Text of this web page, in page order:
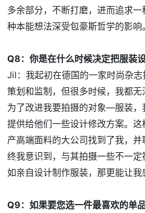
多余部分，不断打磨，进而追求
种本能想法深受包豪斯哲学的影响。
Q8：你是在什么时候决定把服装
Jil：我起初在德国的一家时尚杂
策划和监制，但很多时候，我都无
为了改进我要拍摄的对象—服装
提供给他们一些设计修改方案。
产高端面料的大公司找到了我，
终我意识到，与其拍摄一些不一
如亲自设计制作服装，那更能让我
Q9：如果要您选一件最喜欢的单